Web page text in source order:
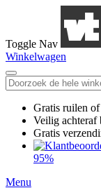
Toggle Nav
Winkelwagen
Gratis ruilen of
Veilig achteraf
Gratis
95%
Menu